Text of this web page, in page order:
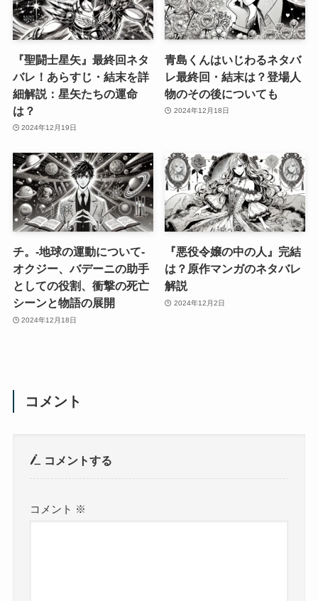
『聖闘士星矢』最終回ネタ
バレ！あらすじ・結末を詳
細解説：星矢たちの運命
は？
2024年12月19日
青島くんはいじわるネタバ
レ最終回・結末は？登場人
物のその後についても
2024年12月18日
チ。-地球の運動について-
オクジー、バデーニの助手
としての役割、衝撃の死亡
シーンと物語の展開
2024年12月18日
『悪役令嬢の中の人』完結
は？原作マンガのネタバレ
解説
2024年12月2日
コメント
コメントする
コメント ※